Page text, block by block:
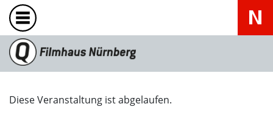
Diese Veranstaltung ist abgelaufen.